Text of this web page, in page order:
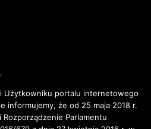
Użytkowniku portalu internetowego
informujemy, że od 25 maja 2018 r.
Parlamentu